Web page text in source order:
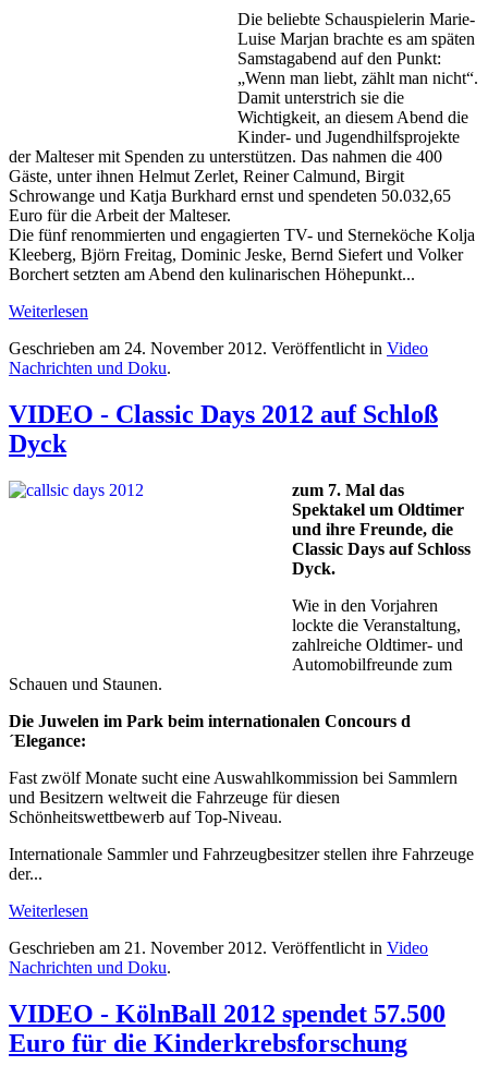
Die beliebte Schauspielerin Marie-
Luise Marjan brachte es am späten
Samstagabend auf den Punkt:
„Wenn man liebt, zählt man nicht“.
Damit unterstrich sie die
Wichtigkeit, an diesem Abend die
Kinder- und Jugendhilfsprojekte
der Malteser mit Spenden zu unterstützen. Das nahmen die 400
Gäste, unter ihnen Helmut Zerlet, Reiner Calmund, Birgit
Schrowange und Katja Burkhard ernst und spendeten 50.032,65
Euro für die Arbeit der Malteser.
Die fünf renommierten und engagierten TV- und Sterneköche Kolja
Kleeberg, Björn Freitag, Dominic Jeske, Bernd Siefert und Volker
Borchert setzten am Abend den kulinarischen Höhepunkt...
Weiterlesen
Geschrieben am 24. November 2012. Veröffentlicht in Video
Nachrichten und Doku.
VIDEO - Classic Days 2012 auf Schloß
Dyck
zum 7. Mal das
Spektakel um Oldtimer
und ihre Freunde, die
Classic Days auf Schloss
Dyck.
Wie in den Vorjahren
lockte die Veranstaltung,
zahlreiche Oldtimer- und
Automobilfreunde zum
Schauen und Staunen.
Die Juwelen im Park beim internationalen Concours d
´Elegance:
Fast zwölf Monate sucht eine Auswahlkommission bei Sammlern
und Besitzern weltweit die Fahrzeuge für diesen
Schönheitswettbewerb auf Top-Niveau.
Internationale Sammler und Fahrzeugbesitzer stellen ihre Fahrzeuge
der...
Weiterlesen
Geschrieben am 21. November 2012. Veröffentlicht in Video
Nachrichten und Doku.
VIDEO - KölnBall 2012 spendet 57.500
Euro für die Kinderkrebsforschung